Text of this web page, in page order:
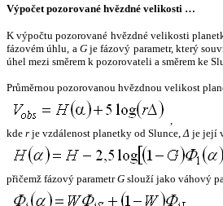
Výpočet pozorované hvězdné velikosti …
K výpočtu pozorované hvězdné velikosti
fázovém úhlu, a Gje fázový parametr, který
úhel mezi směrem k pozorovateli a směrem ke
Průměrnou pozorovanou hvězdnou velikost
,
kde r je vzdálenost planetky od Slunce,Δ je její
přičemž fázový parametrG slouží jako váhový